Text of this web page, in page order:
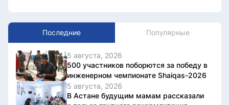
Последние Популярные
5 августа, 2026
500 участников поборются за победу в
инженерном чемпионате Shaiqas-2026
5 августа, 2026
В Астане будущим мамам рассказали